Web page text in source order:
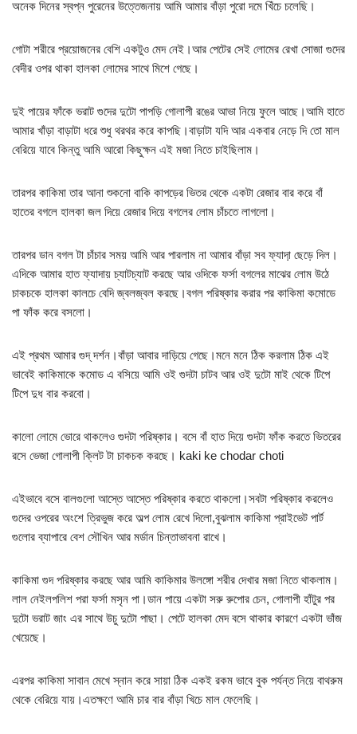
অনেক দিনের স্বপ্ন পুরেনের উত্তেজনায় আমি আমার বাঁড়া পুরো দমে খিঁচে চলেছি।
গোটা শরীরে প্রয়োজনের বেশি একটুও মেদ নেই।আর পেটের সেই লোমের রেখা সোজা গুদের
বেদীর ওপর থাকা হালকা লোমের সাথে মিশে গেছে।
দুই পায়ের ফাঁকে ভরাট গুদের দুটো পাপড়ি গোলাপী রঙের আভা নিয়ে ফুলে আছে।আমি হাতে
আমার খাঁড়া বাড়াটা ধরে শুধু থরথর করে কাপছি।বাড়াটা যদি আর একবার নেড়ে দি তো মাল
বেরিয়ে যাবে কিন্তু আমি আরো কিছুক্ষন এই মজা নিতে চাইছিলাম।
তারপর কাকিমা তার আনা শুকনো বাকি কাপড়ের ভিতর থেকে একটা রেজার বার করে বাঁ
হাতের বগলে হালকা জল দিয়ে রেজার দিয়ে বগলের লোম চাঁচতে লাগলো।
তারপর ডান বগল টা চাঁচার সময় আমি আর পারলাম না আমার বাঁড়া সব ফ্যাদা় ছেড়ে দিল।
এদিকে আমার হাত ফ্যাদায় চ্যাটচ্যাট করছে আর ওদিকে ফর্সা বগলের মাঝের লোম উঠে
চাকচকে হালকা কালচে বেদি জ্বলজ্বল করছে।বগল পরিষ্কার করার পর কাকিমা কমোডে
পা ফাঁক করে বসলো।
এই প্রথম আমার গুদ্ দর্শন।বাঁড়া আবার দাড়িয়ে গেছে।মনে মনে ঠিক করলাম ঠিক এই
ভাবেই কাকিমাকে কমোড এ বসিয়ে আমি ওই গুদটা চাটব আর ওই দুটো মাই থেকে টিপে
টিপে দুধ বার করবো।
কালো লোমে ভোরে থাকলেও গুদটা পরিষ্কার। বসে বাঁ হাত দিয়ে গুদটা ফাঁক করতে ভিতরের
রসে ভেজা গোলাপী ক্লিট টা চাকচক করছে। kaki ke chodar choti
এইভাবে বসে বালগুলো আস্তে আস্তে পরিষ্কার করতে থাকলো।সবটা পরিষ্কার করলেও
গুদের ওপরের অংশে ত্রিভুজ করে অল্প লোম রেখে দিলো,বুঝলাম কাকিমা প্রাইভেট পার্ট
গুলোর ব্যাপারে বেশ সৌখিন আর মর্ডান চিন্তাভাবনা রাখে।
কাকিমা গুদ পরিষ্কার করছে আর আমি কাকিমার উলঙ্গো শরীর দেখার মজা নিতে থাকলাম।
লাল নেইলপলিশ পরা ফর্সা মসৃন পা।ডান পায়ে একটা সরু রুপোর চেন, গোলাপী হাঁটুর পর
দুটো ভরাট জাং এর সাথে উচু দুটো পাছা। পেটে হালকা মেদ বসে থাকার কারণে একটা ভাঁজ
খেয়েছে।
এরপর কাকিমা সাবান মেখে স্নান করে সায়া ঠিক একই রকম ভাবে বুক পর্যন্ত নিয়ে বাথরুম
থেকে বেরিয়ে যায়।এতক্ষণে আমি চার বার বাঁড়া খিচে মাল ফেলেছি।